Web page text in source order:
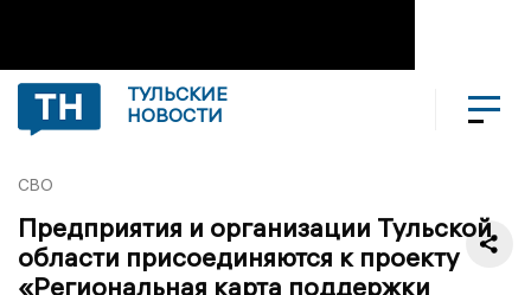
ТУЛЬСКИЕ
НОВОСТИ
СВО
Предприятия и организации Тульской
области присоединяются к проекту
«Региональная карта поддержки